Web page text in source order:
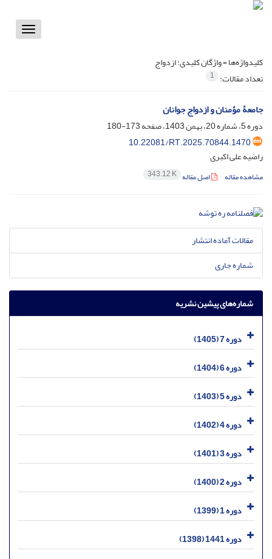
Toggle
کلیدواژه‌ها =واژگان کلیدی: ازدواج
تعداد مقالات: 1
جامعۀ مؤمنان و ازدواج جوانان
دوره 5، شماره 20، بهمن 1403، صفحه
173-180
10.22081/RT.2025.70844.1470
راضیه علی اکبری
مشاهده مقاله اصل مقاله 343.12 K
مقالات آماده انتشار
شماره جاری
شماره‌های پیشین نشریه
دوره 7 (1405)
دوره 6 (1404)
دوره 5 (1403)
دوره 4 (1402)
دوره 3 (1401)
دوره 2 (1400)
دوره 1 (1399)
دوره 1441 (1398)